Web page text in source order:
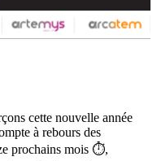
cette nouvelle année
à rebours des
prochains mois ⏱,